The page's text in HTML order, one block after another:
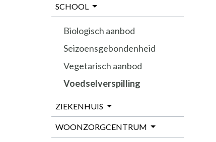
SCHOOL
Biologisch aanbod
Seizoensgebondenheid
Vegetarisch aanbod
Voedselverspilling
ZIEKENHUIS
WOONZORGCENTRUM